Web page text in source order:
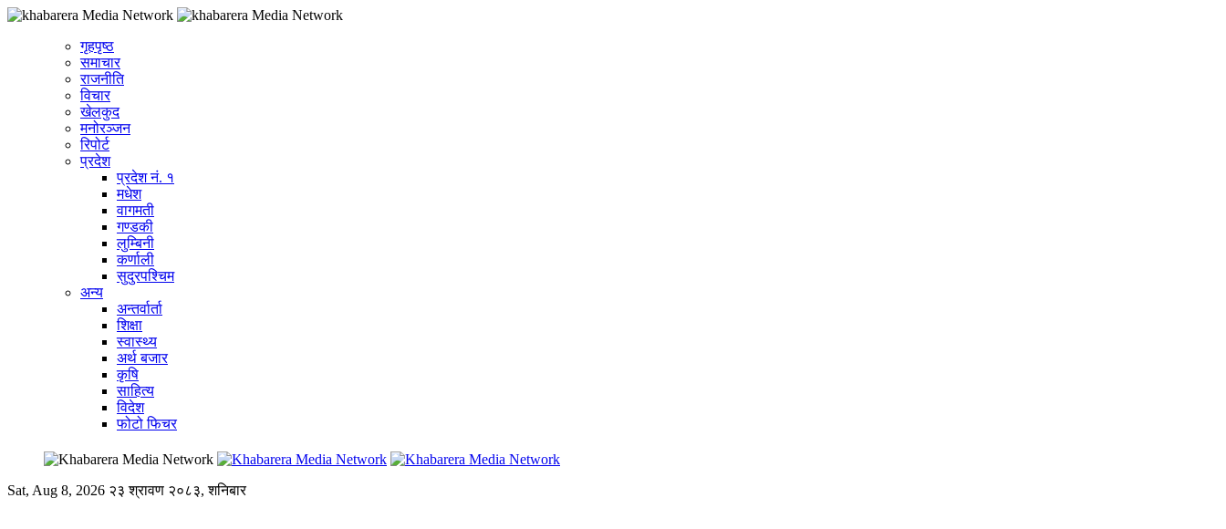
गृहपृष्ठ
समाचार
राजनीति
विचार
खेलकुद
मनोरञ्जन
रिपोर्ट
प्रदेश
प्रदेश नं. १
मधेश
वागमती
गण्डकी
लुम्बिनी
कर्णाली
सुदुरपश्चिम
अन्य
अन्तर्वार्ता
शिक्षा
स्वास्थ्य
अर्थ बजार
कृषि
साहित्य
विदेश
फोटो फिचर
Sat, Aug 8, 2026 २३ श्रावण २०८३, शनिबार